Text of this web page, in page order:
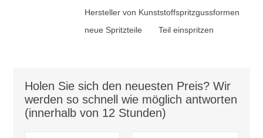
Hersteller von Kunststoffspritzgussformen
neue Spritzteile
Teil einspritzen
Holen Sie sich den neuesten Preis? Wir
werden so schnell wie möglich antworten
(innerhalb von 12 Stunden)